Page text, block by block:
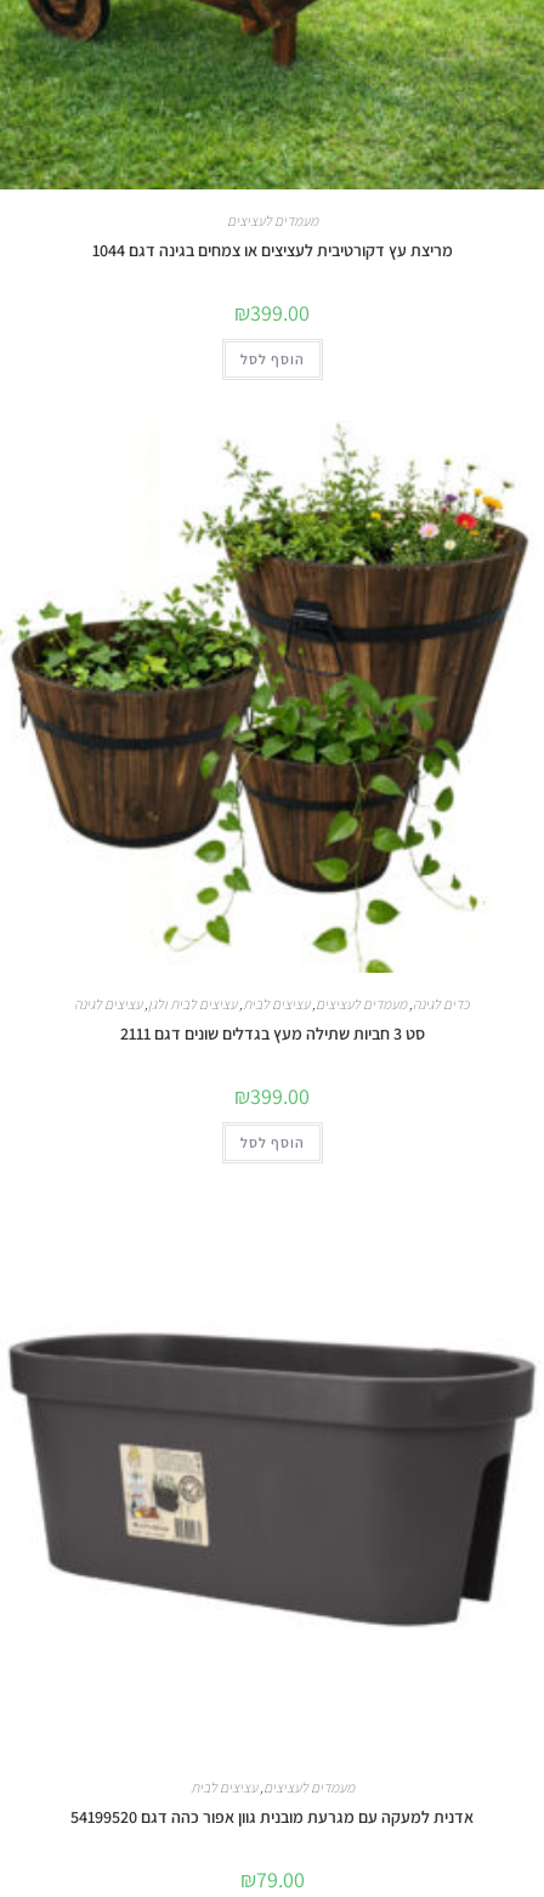
מעמדים לעציצים
מריצת עץ דקורטיבית לעציצים או צמחים בגינה דגם 1044
₪399.00
הוסף לסל
כדים לגינה,מעמדים לעציצים,עציצים לבית,עציצים לבית ולגן,עציצים לגינה
סט 3 חביות שתילה מעץ בגדלים שונים דגם 2111
₪399.00
הוסף לסל
מעמדים לעציצים,עציצים לבית
אדנית למעקה עם מגרעת מובנית גוון אפור כהה דגם 54199520
₪79.00